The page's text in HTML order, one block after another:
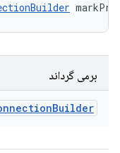
برمی گرداند
Builder